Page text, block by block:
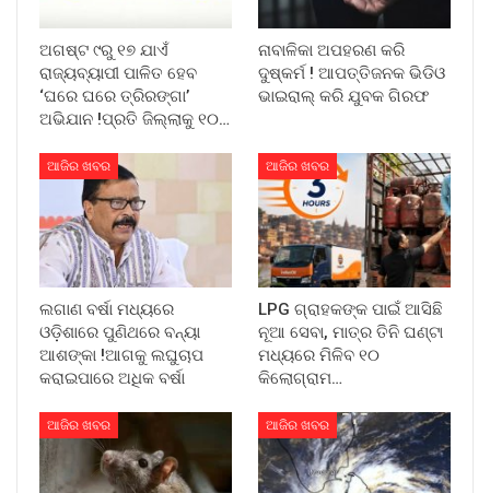
ଅଗଷ୍ଟ ୯ରୁ ୧୭ ଯାଏଁ
ରାଜ୍ୟବ୍ୟାପୀ ପାଳିତ ହେବ
‘ଘରେ ଘରେ ତ୍ରିରଙ୍ଗା’
ଅଭିଯାନ !ପ୍ରତି ଜିଲ୍ଲାକୁ ୧୦…
ନାବାଳିକା ଅପହରଣ କରି
ଦୁଷ୍କର୍ମ ! ଆପତ୍ତିଜନକ ଭିଡିଓ
ଭାଇରାଲ୍ କରି ଯୁବକ ଗିରଫ
ଆଜିର ଖବର
ଲଗାଣ ବର୍ଷା ମଧ୍ୟରେ
ଓଡ଼ିଶାରେ ପୁଣିଥରେ ବନ୍ୟା
ଆଶଙ୍କା !ଆଗକୁ ଲଘୁଚାପ
କରାଇପାରେ ଅଧିକ ବର୍ଷା
ଆଜିର ଖବର
LPG ଗ୍ରାହକଙ୍କ ପାଇଁ ଆସିଛି
ନୂଆ ସେବା, ମାତ୍ର ତିନି ଘଣ୍ଟା
ମଧ୍ୟରେ ମିଳିବ ୧୦
କିଲୋଗ୍ରାମ…
ଆଜିର ଖବର ଆଜିର ଖବର